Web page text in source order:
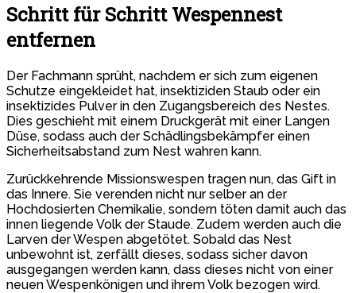
Schritt für Schritt Wespennest
entfernen
Der Fachmann sprüht, nachdem er sich zum eigenen
Schutze eingekleidet hat, insektiziden Staub oder ein
insektizides Pulver in den Zugangsbereich des Nestes.
Dies geschieht mit einem Druckgerät mit einer Langen
Düse, sodass auch der Schädlingsbekämpfer einen
Sicherheitsabstand zum Nest wahren kann.
Zurückkehrende Missionswespen tragen nun, das Gift in
das Innere. Sie verenden nicht nur selber an der
Hochdosierten Chemikalie, sondern töten damit auch das
innen liegende Volk der Staude. Zudem werden auch die
Larven der Wespen abgetötet. Sobald das Nest
unbewohnt ist, zerfällt dieses, sodass sicher davon
ausgegangen werden kann, dass dieses nicht von einer
neuen Wespenkönigen und ihrem Volk bezogen wird.